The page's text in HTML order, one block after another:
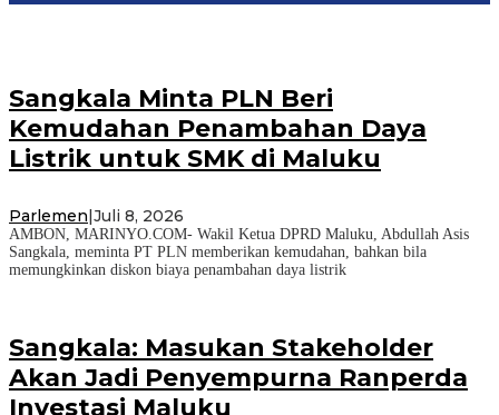
Sangkala Minta PLN Beri
Kemudahan Penambahan Daya
Listrik untuk SMK di Maluku
Parlemen Juli 8, 2026
AMBON, MARINYO.COM- Wakil Ketua DPRD Maluku, Abdullah Asis
Sangkala, meminta PT PLN memberikan kemudahan, bahkan bila
memungkinkan diskon biaya penambahan daya listrik
Sangkala: Masukan Stakeholder
Akan Jadi Penyempurna Ranperda
Investasi Maluku